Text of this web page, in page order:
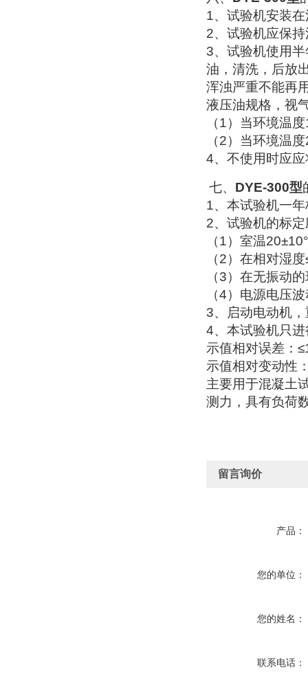
1、试验机安装
2、试验机应保
3、试验机使用
油，清洗，后放
浑浊严重不能再
液压油规格，视
（1） 当环境温度
（2） 当环境温度
4、不使用时应
七、 DYE-300型
1、本试验机一
2、试验机的标
（1） 室温
（2） 在相对湿度
（3） 在无振动
（4） 电源电压
3、启动电动机
4、本试验机只
示值相对误差：
示值相对变动性
主要用于混凝土
测力，具有负荷
留言询价
产品：
您的单位：
您的姓名：
联系电话：